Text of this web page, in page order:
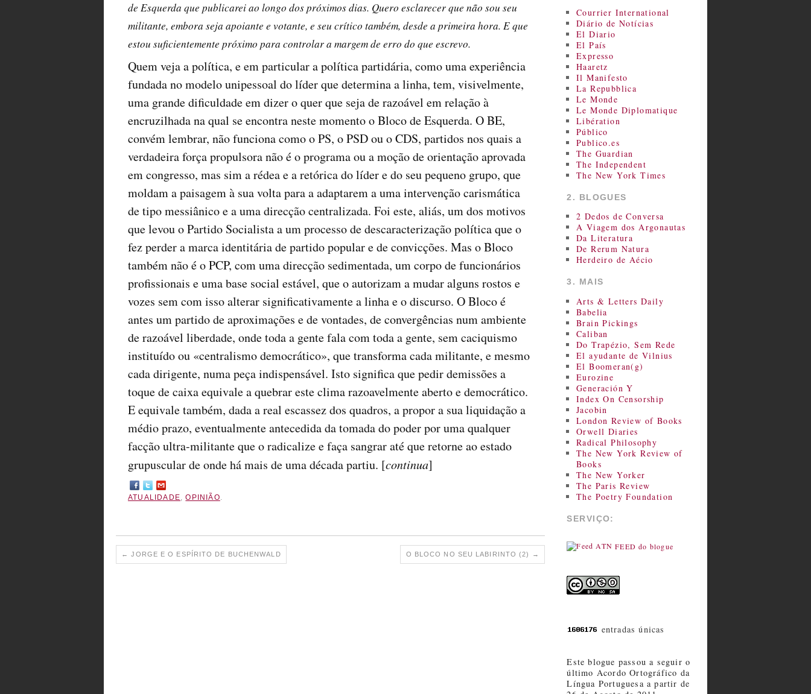
de Esquerda que publicarei ao longo dos próximos dias. Quero esclarecer que não sou seu
militante, embora seja apoiante e votante, e seu crítico também, desde a primeira hora. E que
estou suficientemente próximo para controlar a margem de erro do que escrevo.
Quem veja a política, e em particular a política partidária, como uma experiência
fundada no modelo unipessoal do líder que determina a linha, tem, visivelmente,
uma grande dificuldade em dizer o quer que seja de razoável em relação à
encruzilhada na qual se encontra neste momento o Bloco de Esquerda. O BE,
convém lembrar, não funciona como o PS, o PSD ou o CDS, partidos nos quais a
verdadeira força propulsora não é o programa ou a moção de orientação aprovada
em congresso, mas sim a rédea e a retórica do líder e do seu pequeno grupo, que
moldam a paisagem à sua volta para a adaptarem a uma intervenção carismática
de tipo messiânico e a uma direcção centralizada. Foi este, aliás, um dos motivos
que levou o Partido Socialista a um processo de descaracterização política que o
fez perder a marca identitária de partido popular e de convicções. Mas o Bloco
também não é o PCP, com uma direcção sedimentada, um corpo de funcionários
profissionais e uma base social estável, que o autorizam a mudar alguns rostos e
vozes sem com isso alterar significativamente a linha e o discurso. O Bloco é
antes um partido de aproximações e de vontades, de convergências num ambiente
de razoável liberdade, onde toda a gente fala com toda a gente, sem caciquismo
instituído ou «centralismo democrático», que transforma cada militante, e mesmo
cada dirigente, numa peça indispensável. Isto significa que pedir demissões a
toque de caixa equivale a quebrar este clima razoavelmente aberto e democrático.
E equivale também, dada a real escassez dos quadros, a propor a sua liquidação a
médio prazo, eventualmente antecedida da tomada do poder por uma qualquer
facção ultra-militante que o radicalize e faça sangrar até que retorne ao estado
grupuscular de onde há mais de uma década partiu. [continua]
ATUALIDADE,OPINIÃO.
← JORGE E O ESPÍRITO DE BUCHENWALD O BLOCO NO SEU LABIRINTO (2) →
Courrier International
Diário de Notícias
El Diario
El País
Expresso
Haaretz
Il Manifesto
La Repubblica
Le Monde
Le Monde Diplomatique
Libération
Público
Publico.es
The Guardian
The Independent
The New York Times
2. BLOGUES
2 Dedos de Conversa
A Viagem dos Argonautas
Da Literatura
De Rerum Natura
Herdeiro de Aécio
3. MAIS
Arts & Letters Daily
Babelia
Brain Pickings
Caliban
Do Trapézio, Sem Rede
El ayudante de Vilnius
El Boomeran(g)
Eurozine
Generación Y
Index On Censorship
Jacobin
London Review of Books
Orwell Diaries
Radical Philosophy
The New York Review of
Books
The New Yorker
The Paris Review
The Poetry Foundation
SERVIÇO:
FEED do blogue
entradas únicas
Este blogue passou a seguir o
último Acordo Ortográfico da
Língua Portuguesa a partir de